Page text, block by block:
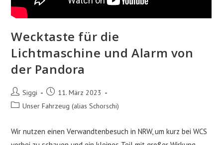
Wecktaste für die
Lichtmaschine und Alarm von
der Pandora
Beitrags-
Autor:
Siggi
Beitrag
veröffentlicht:
11. März 2023
Beitrags-
Unser Fahrzeug (alias Schorschi)
Wir nutzen einen Verwandtenbesuch in NRW, um kurz bei WCS